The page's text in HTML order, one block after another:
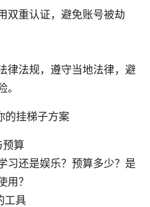
双重认证，避免账号被劫
律法规，遵守当地法律，避
。
的挂梯子方案
预算
习还是娱乐？预算多少？是
用？
工具